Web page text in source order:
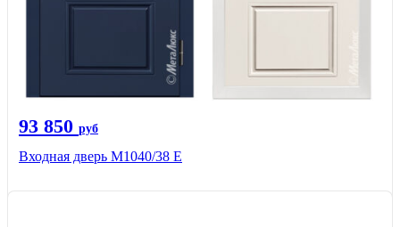
93 850 руб
Входная дверь М1040/38 Е